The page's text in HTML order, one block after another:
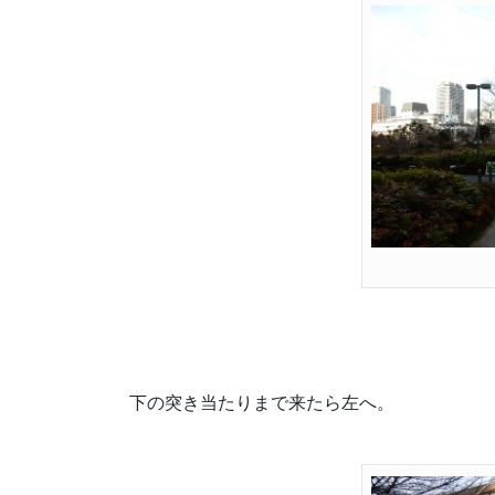
下の突き当たりまで来たら左へ。